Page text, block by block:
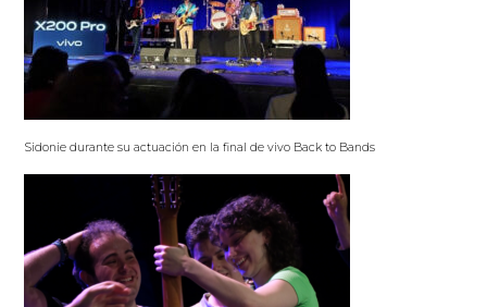
Sidonie durante su actuación en la final de vivo Back to Bands